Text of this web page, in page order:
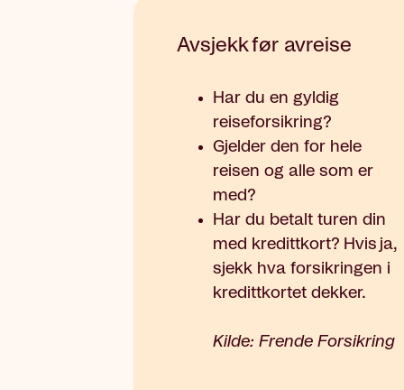
Avsjekk før avreise
Har du en gyldig
reiseforsikring?
Gjelder den for hele
reisen og alle som er
med?
Har du betalt turen din
med kredittkort? Hvis ja,
sjekk hva forsikringen i
kredittkortet dekker.
Kilde: Frende Forsikring